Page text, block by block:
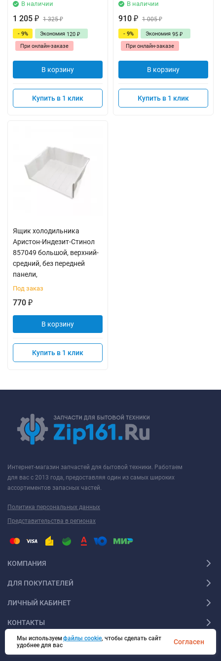
В наличии
1 205 ₽ 1 325₽
- 9% Экономия 120 ₽
При онлайн-заказе
В корзину
Купить в 1 клик
В наличии
910 ₽ 1 005₽
- 9% Экономия 95 ₽
При онлайн-заказе
В корзину
Купить в 1 клик
Ящик холодильника
Аристон-Индезит-Стинол
857049 большой, верхний-
средний, без передней
панели,
Под заказ
770 ₽
В корзину
Купить в 1 клик
Интернет-магазин запчастей для бытовой техники. Работаем
для вас с 2013 года, предоставляя один из самых широких
ассортиментов запасных частей.
Политика персональных данных
Представительства в регионах
КОМПАНИЯ
ДЛЯ ПОКУПАТЕЛЕЙ
ЛИЧНЫЙ КАБИНЕТ
КОНТАКТЫ
Мы используемфайлы cookie, чтобы сделать сайт
удобнее для вас
Согласен